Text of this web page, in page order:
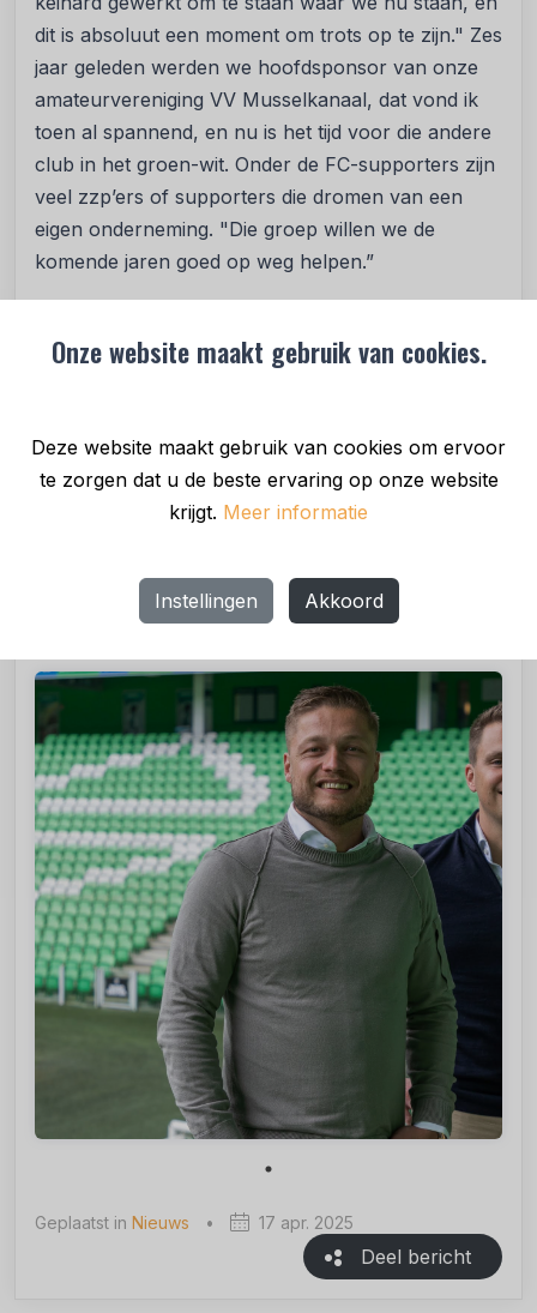
Onze website maakt gebruik van cookies.
Deze website maakt gebruik van cookies om ervoor
te zorgen dat u de beste ervaring op onze website
krijgt. Meer informatie
Instellingen Akkoord
dit is absoluut een moment om trots op te zijn." Zes
jaar geleden werden we hoofdsponsor van onze
amateurvereniging VV Musselkanaal, dat vond ik
toen al spannend, en nu is het tijd voor die andere
club in het groen-wit. Onder de FC-supporters zijn
veel zzp’ers of supporters die dromen van een
eigen onderneming. "Die groep willen we de
komende jaren goed op weg helpen.”
hoofdsponsor Groningse roots heeft. Autokan is
parallel met onze eerste selectie, waarin ook veel
Groningse jongens zitten die zijn doorgegroeid
vanuit onze opleiding naar het eerste elftal,” zegt
Geplaatst in Nieuws • 17 apr. 2025
Deel bericht